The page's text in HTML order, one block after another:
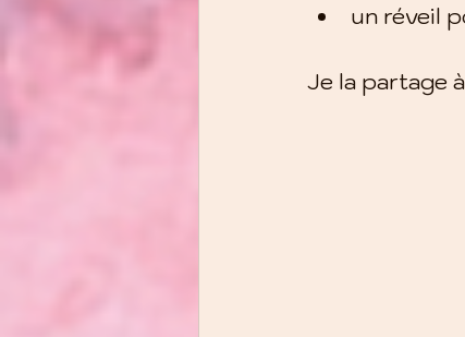
un réveil
Je la partage